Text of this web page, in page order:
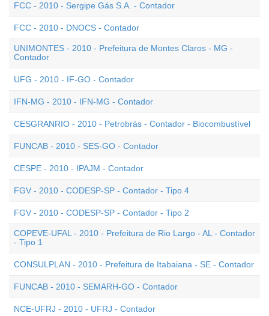
FCC - 2010 - Sergipe Gás S.A. - Contador
FCC - 2010 - DNOCS - Contador
UNIMONTES - 2010 - Prefeitura de Montes Claros - MG -
Contador
UFG - 2010 - IF-GO - Contador
IFN-MG - 2010 - IFN-MG - Contador
CESGRANRIO - 2010 - Petrobrás - Contador - Biocombustível
FUNCAB - 2010 - SES-GO - Contador
CESPE - 2010 - IPAJM - Contador
FGV - 2010 - CODESP-SP - Contador - Tipo 4
FGV - 2010 - CODESP-SP - Contador - Tipo 2
COPEVE-UFAL - 2010 - Prefeitura de Rio Largo - AL - Contador
- Tipo 1
CONSULPLAN - 2010 - Prefeitura de Itabaiana - SE - Contador
FUNCAB - 2010 - SEMARH-GO - Contador
NCE-UFRJ - 2010 - UFRJ - Contador